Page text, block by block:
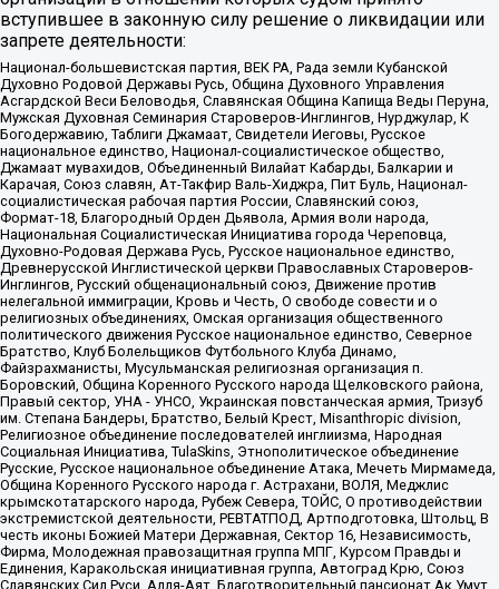
вступившее в законную силу решение о ликвидации или
запрете деятельности:
Национал-большевистская партия, ВЕК РА, Рада земли Кубанской
Духовно Родовой Державы Русь, Община Духовного Управления
Асгардской Веси Беловодья, Славянская Община Капища Веды Перуна,
Мужская Духовная Семинария Староверов-Инглингов, Нурджулар, К
Богодержавию, Таблиги Джамаат, Свидетели Иеговы, Русское
национальное единство, Национал-социалистическое общество,
Джамаат мувахидов, Объединенный Вилайат Кабарды, Балкарии и
Карачая, Союз славян, Ат-Такфир Валь-Хиджра, Пит Буль, Национал-
социалистическая рабочая партия России, Славянский союз,
Формат-18, Благородный Орден Дьявола, Армия воли народа,
Национальная Социалистическая Инициатива города Череповца,
Духовно-Родовая Держава Русь, Русское национальное единство,
Древнерусской Инглистической церкви Православных Староверов-
Инглингов, Русский общенациональный союз, Движение против
нелегальной иммиграции, Кровь и Честь, О свободе совести и о
религиозных объединениях, Омская организация общественного
политического движения Русское национальное единство, Северное
Братство, Клуб Болельщиков Футбольного Клуба Динамо,
Файзрахманисты, Мусульманская религиозная организация п.
Боровский, Община Коренного Русского народа Щелковского района,
Правый сектор, УНА - УНСО, Украинская повстанческая армия, Тризуб
им. Степана Бандеры, Братство, Белый Крест, Misanthropic division,
Религиозное объединение последователей инглиизма, Народная
Социальная Инициатива, TulaSkins, Этнополитическое объединение
Русские, Русское национальное объединение Атака, Мечеть Мирмамеда,
Община Коренного Русского народа г. Астрахани, ВОЛЯ, Меджлис
крымскотатарского народа, Рубеж Севера, ТОЙС, О противодействии
экстремистской деятельности, РЕВТАТПОД, Артподготовка, Штольц, В
честь иконы Божией Матери Державная, Сектор 16, Независимость,
Фирма, Молодежная правозащитная группа МПГ, Курсом Правды и
Единения, Каракольская инициативная группа, Автоград Крю, Союз
Славянских Сил Руси, Алля-Аят, Благотворительный пансионат Ак Умут,